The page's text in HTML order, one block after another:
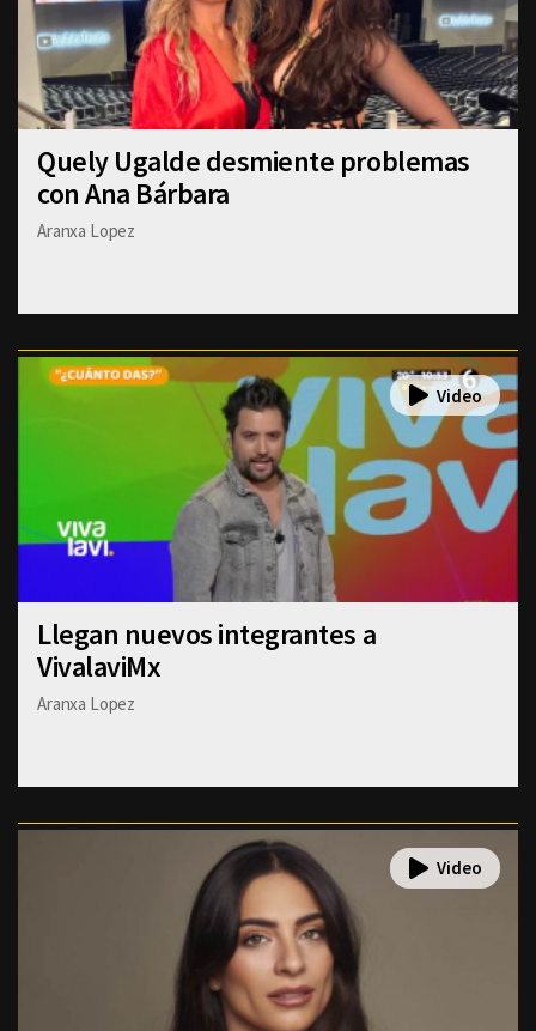
Quely Ugalde desmiente problemas
con Ana Bárbara
Aranxa Lopez
Llegan nuevos integrantes a
VivalaviMx
Aranxa Lopez